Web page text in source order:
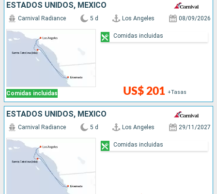
ESTADOS UNIDOS, MÉXICO
Comidas incluidas
Carnival Radiance 5 d Los Angeles 08/09/2026
US$ 201 +Tasas
Comidas incluidas
ESTADOS UNIDOS, MÉXICO
Carnival Radiance 5 d Los Angeles 29/11/2027
Comidas incluidas